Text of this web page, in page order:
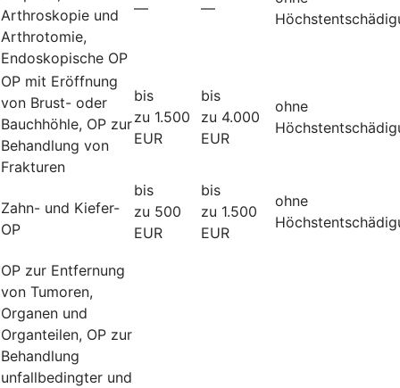
Arthroskopie und
Arthrotomie,
Endoskopische OP
— —
OP mit Eröffnung
von Brust- oder
Bauchhöhle, OP zur
Behandlung von
Frakturen
bis
zu 1.500
EUR
bis
zu 4.000
EUR
ohne
Zahn- und Kiefer-
OP
bis
zu 500
EUR
bis
zu 1.500
EUR
ohne
OP zur Entfernung
von Tumoren,
Organen und
Organteilen, OP zur
Behandlung
unfallbedingter und